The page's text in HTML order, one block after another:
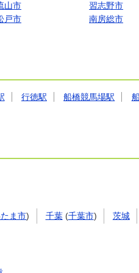
山市
習志野市
戸市
南房総市
行徳駅 船橋競馬場駅
ま市) 千葉(千葉市) 茨城